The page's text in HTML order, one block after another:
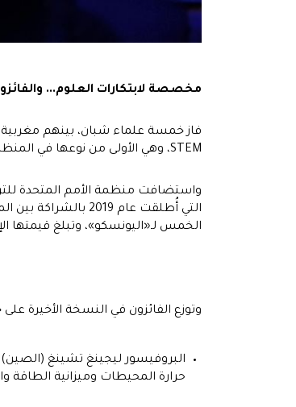
مخصصة لابتكارات العلوم...
فاز خمسة علماء شبان، بينهم مغربية،
STEM، وهي الأولى من نوعها في المنظمة الأممية.
واستضافت منظمة الأمم المتحدة
التي أُطلقت عام
الخمس لـ«اليونسكو»، وتبلغ قيمتها الإجمالية 250
وتوزع الفائزون في النسخة الأخيرة
البروفيسور ليجينغ تشينغ
حرارة المحيطات وميزانية الطاقة